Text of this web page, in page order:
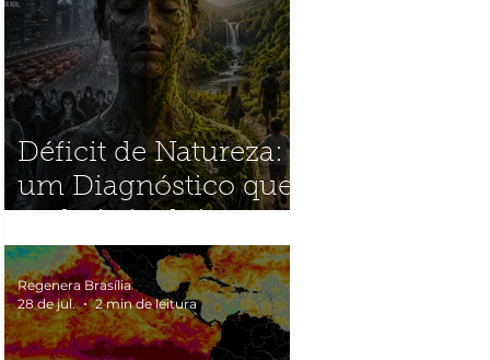
Déficit de Natureza:
um Diagnóstico que
toda a humanidade
Regenera Brasília
28 de jul.
2 min de leitura